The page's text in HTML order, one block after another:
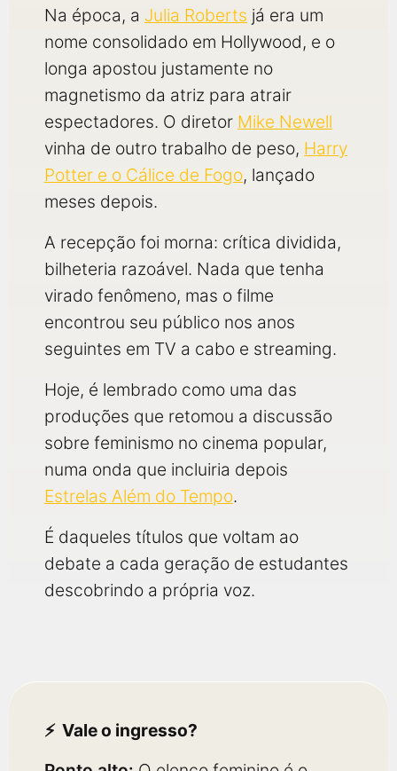
Na época, a Julia Roberts já era um
nome consolidado em Hollywood, e o
longa apostou justamente no
magnetismo da atriz para atrair
espectadores. O diretor Mike Newell
vinha de outro trabalho de peso, Harry
Potter e o Cálice de Fogo, lançado
meses depois.
A recepção foi morna: crítica dividida,
bilheteria razoável. Nada que tenha
virado fenômeno, mas o filme
encontrou seu público nos anos
seguintes em TV a cabo e streaming.
Hoje, é lembrado como uma das
produções que retomou a discussão
sobre feminismo no cinema popular,
numa onda que incluiria depois
Estrelas Além do Tempo.
É daqueles títulos que voltam ao
debate a cada geração de estudantes
descobrindo a própria voz.
Vale o ingresso?